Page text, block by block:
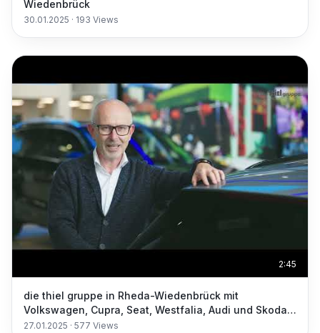
Wiedenbrück
30.01.2025 · 193 Views
2:45
die thiel gruppe in Rheda-Wiedenbrück mit
Volkswagen, Cupra, Seat, Westfalia, Audi und Skoda
Service
27.01.2025 · 577 Views